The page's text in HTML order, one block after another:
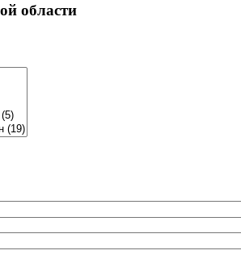
области